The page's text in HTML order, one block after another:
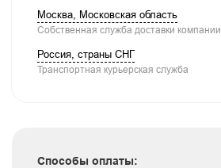
Москва, Московская область
Собственная служба доставки компании
Россия, страны СНГ
Транспортная курьерская служба
Способы оплаты: